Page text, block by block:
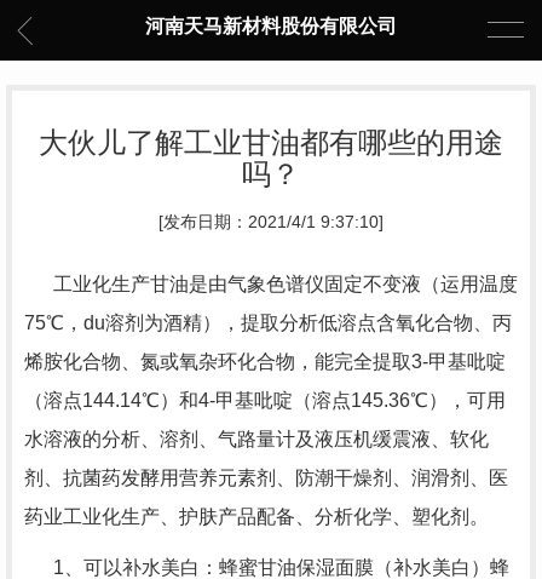
河南天马新材料股份有限公司
大伙儿了解工业甘油都有哪些的用途
吗？
[发布日期：2021/4/1 9:37:10]
工业化生产甘油是由气象色谱仪固定不变液（运用温度
75℃，du溶剂为酒精），提取分析低溶点含氧化合物、丙
烯胺化合物、氮或氧杂环化合物，能完全提取3-甲基吡啶
（溶点144.14℃）和4-甲基吡啶（溶点145.36℃），可用
水溶液的分析、溶剂、气路量计及液压机缓震液、软化
剂、抗菌药发酵用营养元素剂、防潮干燥剂、润滑剂、医
药业工业化生产、护肤产品配备、分析化学、塑化剂。
1、可以补水美白：蜂蜜甘油保湿面膜（补水美白）蜂